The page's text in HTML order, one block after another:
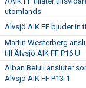
utomlands
Älvsjö AIK FF bjuder in
Martin Westerberg
till Älvsjö AIK FF P16 U
Alban Beluli ansluter
Älvsjö AIK FF P13-1